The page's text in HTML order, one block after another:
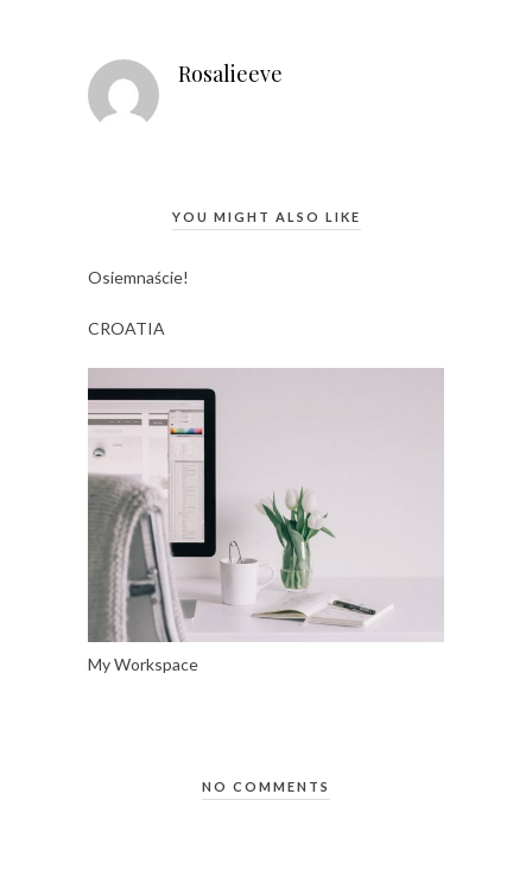
Rosalieeve
YOU MIGHT ALSO LIKE
Osiemnaście!
CROATIA
My Workspace
NO COMMENTS